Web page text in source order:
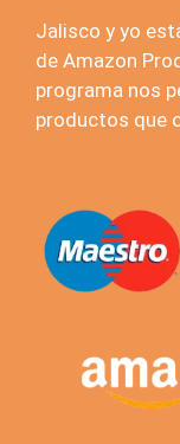
Jalisco y yo
de Amazon
programa nos
productos que